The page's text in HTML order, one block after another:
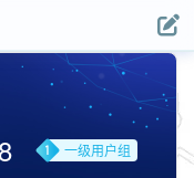
一级用户组